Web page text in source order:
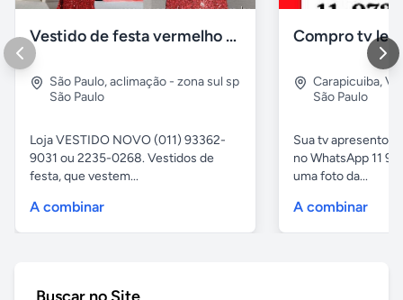
Vestido de festa vermelho com brilho e pedraria
São Paulo,aclimação - zona sul sp
São Paulo
Loja VESTIDO NOVO (011) 93362-
9031 ou 2235-0268. Vestidos de
festa, que vestem...
A combinar
Compro tv
Carapicuiba,
São Paulo
Sua tv apresentou
no WhatsApp 11
uma foto da...
A combinar